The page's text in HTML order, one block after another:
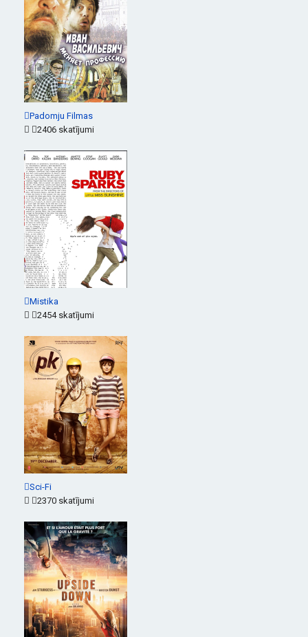
Padomju Filmas
2406 skatījumi
Mistika
2454 skatījumi
Sci-Fi
2370 skatījumi